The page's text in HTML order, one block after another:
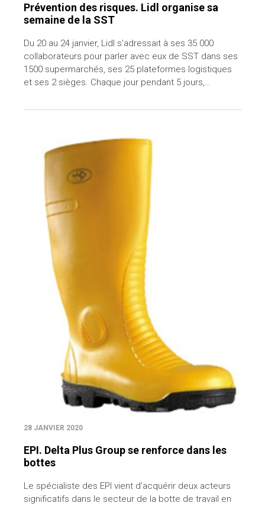
Prévention des risques. Lidl organise sa
semaine de la SST
Du 20 au 24 janvier, Lidl s'adressait à ses 35 000
collaborateurs pour parler avec eux de SST dans ses
1500 supermarchés, ses 25 plateformes logistiques
et ses 2 sièges. Chaque jour pendant 5 jours,…
28 JANVIER 2020
EPI. Delta Plus Group se renforce dans les
bottes
Le spécialiste des EPI vient d’acquérir deux acteurs
significatifs dans le secteur de la botte de travail en